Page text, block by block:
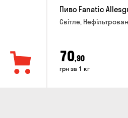
Пиво Fanatic
Світле,
70,90
грн за 1 кг